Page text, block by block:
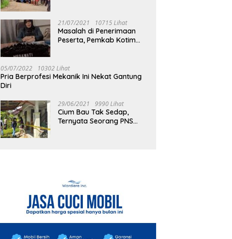
21/07/2021 10715 Lihat
Masalah di Penerimaan
Peserta, Pemkab Kotim
05/07/2022 10302 Lihat
Pria Berprofesi Mekanik Ini Nekat Gantung
Diri
29/06/2021 9990 Lihat
Cium Bau Tak Sedap,
Ternyata Seorang PNS